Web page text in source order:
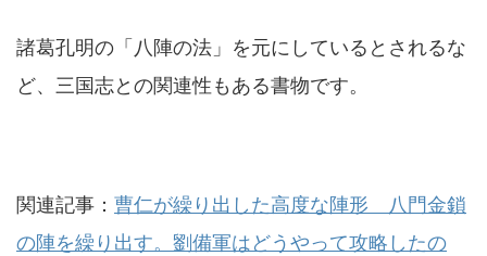
諸葛孔明の「八陣の法」を元にしているとされるな
ど、三国志との関連性もある書物です。
関連記事： 曹仁が繰り出した高度な陣形 八門金鎖
の陣を繰り出す。劉備軍はどうやって攻略したの